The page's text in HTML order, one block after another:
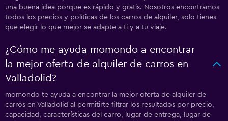
una buena idea porque es rápido y gratis. Nosotros encontramos
todos los precios y políticas de los carros de alquiler, solo tienes
que elegir lo que mejor se adapte a ti y a tu viaje.
¿Cómo me ayuda momondo a encontrar
la mejor oferta de alquiler de carros en
Valladolid?
momondo te ayuda a encontrar la mejor oferta de alquiler de
carros en Valladolid al permitirte filtrar los resultados por precio,
capacidad, características del carro, lugar de entrega, lugar de